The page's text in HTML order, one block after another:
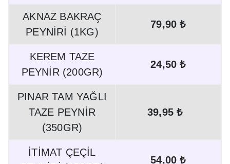
AKNAZ BAKRAÇ
PEYNİRİ (1KG)
79,90 ₺
KEREM TAZE
PEYNİR (200GR)
24,50 ₺
PINAR TAM YAĞLI
TAZE PEYNİR
(350GR)
39,95 ₺
İTİMAT ÇEÇİL
54,00 ₺